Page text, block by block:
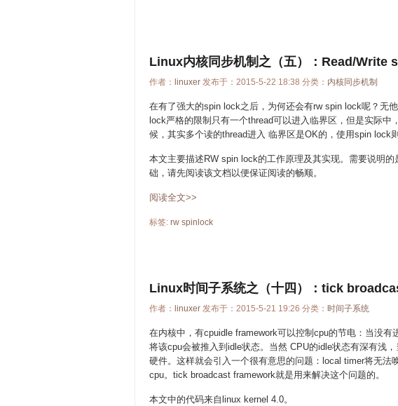
Linux内核同步机制之（五）：Read/Write
作者： linuxer 发布于：2015-5-22 18:38 分类： 内核同步机制
在有了强大的spin lock之后，为何还会有rw spin lock呢？无
lock严格的限制只有一个thread可以进入临界区，但是实际
候，其实多个读的thread进入 临界区是OK的，使用spin lock
本文主要描述RW spin lock的工作原理及其实现。需要说明的
础，请先阅读该文档以便保证阅读的畅顺。
阅读全文>>
标签: rw spinlock
Linux时间子系统之（十四）：tick
作者： linuxer 发布于：2015-5-21 19:26 分类： 时间子系统
在内核中，有cpuidle framework可以控制cpu的节电：当没有
将该cpu会被推入到idle状态。当然 CPU的idle状态有深有浅
硬件。这样就会引入一个很有意思的问题：local timer将无法
cpu。tick broadcast framework就是用来解决这个问题的。
本文中的代码来自linux kernel 4.0。